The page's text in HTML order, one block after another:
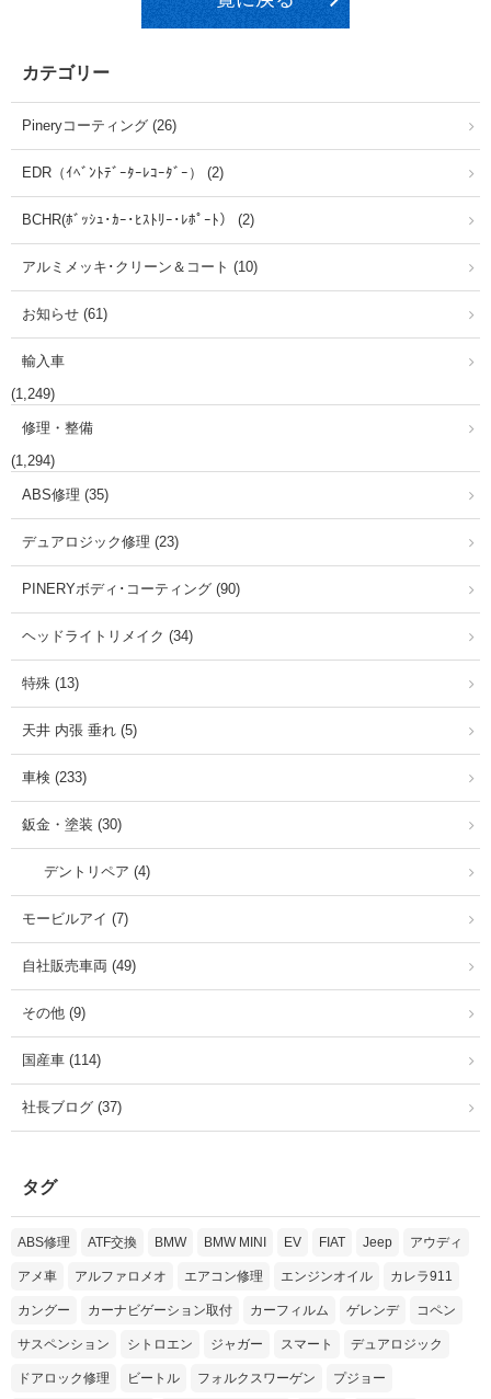
カテゴリー
Pineryコーティング (26)
EDR（ｲﾍﾞﾝﾄﾃﾞｰﾀｰﾚｺｰﾀﾞｰ） (2)
BCHR(ﾎﾞｯｼｭ･ｶｰ･ﾋｽﾄﾘｰ･ﾚﾎﾟｰﾄ） (2)
アルミメッキ･クリーン＆コート (10)
お知らせ (61)
輸入車
(1,249)
修理・整備
(1,294)
ABS修理 (35)
デュアロジック修理 (23)
PINERYボディ･コーティング (90)
ヘッドライトリメイク (34)
特殊 (13)
天井 内張 垂れ (5)
車検 (233)
鈑金・塗装 (30)
デントリペア (4)
モービルアイ (7)
自社販売車両 (49)
その他 (9)
国産車 (114)
社長ブログ (37)
タグ
ABS修理 ATF交換 BMW BMW MINI EV FIAT Jeep アウディ
アメ車 アルファロメオ エアコン修理 エンジンオイル カレラ911
カングー カーナビゲーション取付 カーフィルム ゲレンデ コペン
サスペンション シトロエン ジャガー スマート デュアロジック
ドアロック修理 ビートル フォルクスワーゲン プジョー